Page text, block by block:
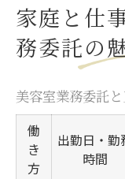
厚木市
自分の
厚木市
Agu美容
ママ美容師
家庭と仕
務委託の
美容室業務委託
働
き
方
出勤日・勤
時間